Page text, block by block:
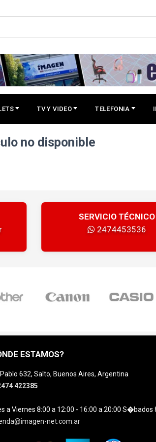
TV Y VIDEO TELEFONIA
no disponible
SERVICIO TÉCNICO
2474453536
ESTAMOS?
632, Salto, Buenos Aires, Argentina
422385
a Viernes 8:00 a 12:00 - 16:00 a 20:00 S�bados
net.com.ar